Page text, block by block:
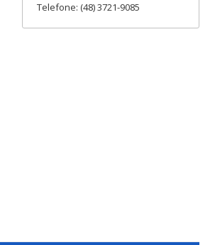
Telefone: (48) 3721-9085